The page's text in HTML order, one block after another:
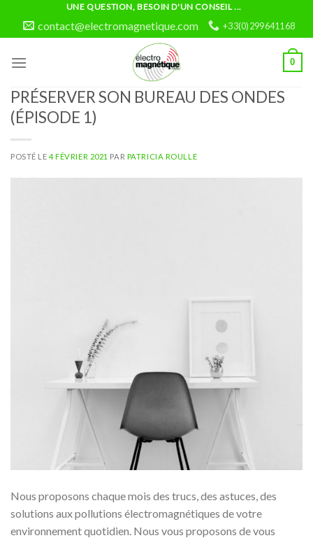
UNE QUESTION, BESOIN D'UN CONSEIL ...
contact@electromagnetique.com +33(0)299641168
0
PRÉSERVER SON BUREAU DES ONDES
(ÉPISODE 1)
POSTÉ LE4 FÉVRIER 2021 PAR PATRICIA ROULLE
Nous proposons chaque mois des trucs, des astuces, des
solutions aux pollutions électromagnétiques de votre
environnement quotidien. Nous vous proposons de vous